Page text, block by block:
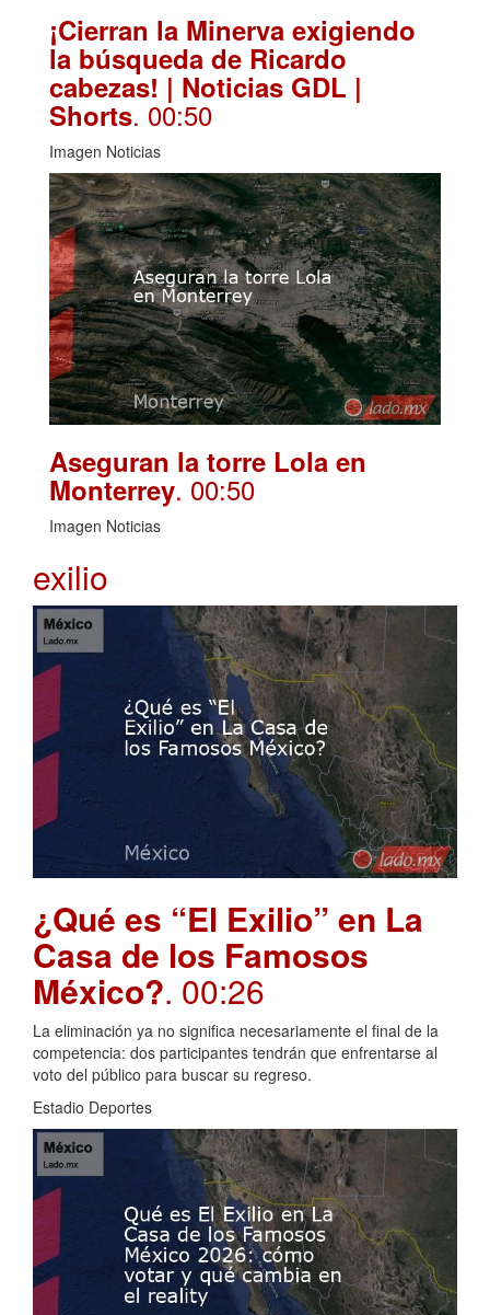
¡Cierran la Minerva exigiendo
la búsqueda de Ricardo
cabezas! | Noticias GDL |
Shorts. 00:50
Imagen Noticias
Aseguran la torre Lola en
Monterrey. 00:50
Imagen Noticias
exilio
¿Qué es “El Exilio” en La
Casa de los Famosos
México?. 00:26
La eliminación ya no significa necesariamente el final de la
competencia: dos participantes tendrán que enfrentarse al
voto del público para buscar su regreso.
Estadio Deportes